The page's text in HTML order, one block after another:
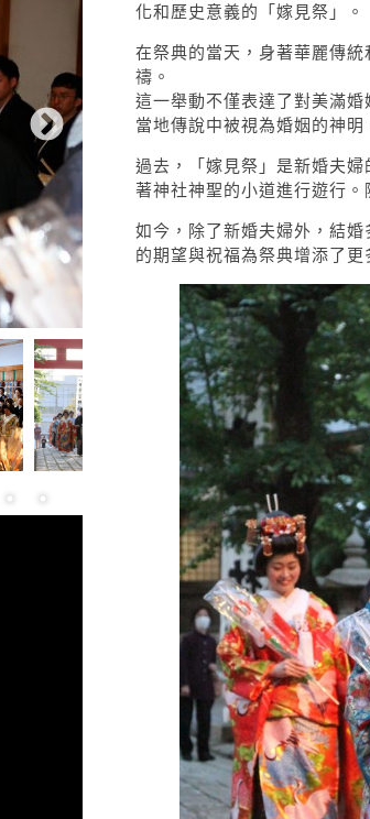
化和歷史意義的「嫁見祭」。
在祭典的當天，身著華麗傳
禱。
這一舉動不僅表達了對美滿
當地傳說中被視為婚姻的神明
過去，「嫁見祭」是新婚夫
著神社神聖的小道進行遊行
如今，除了新婚夫婦外，結
的期望與祝福為祭典增添了更